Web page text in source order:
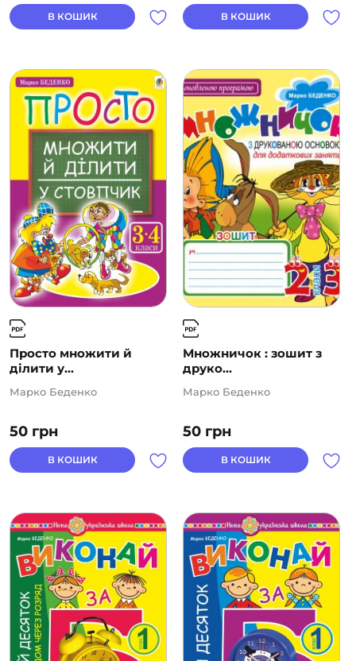
В КОШИК В КОШИК
Просто множити й
ділити у...
50 грн
Марко Беденко
В КОШИК
Множничок : зошит з
друко...
50 грн
Марко Беденко
В КОШИК